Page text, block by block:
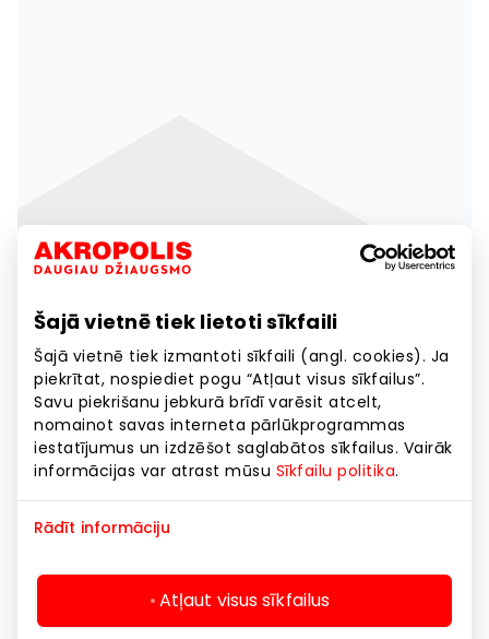
Šajā vietnē tiek lietoti sīkfaili
Šajā vietnē tiek izmantoti sīkfaili (angl. cookies). Ja
piekrītat, nospiediet pogu “Atļaut visus sīkfailus”.
Savu piekrišanu jebkurā brīdī varēsit atcelt,
nomainot savas interneta pārlūkprogrammas
iestatījumus un izdzēšot saglabātos sīkfailus. Vairāk
informācijas var atrast mūsu Sīkfailu politika.
Rādīt informāciju
Atļaut visus sīkfailus